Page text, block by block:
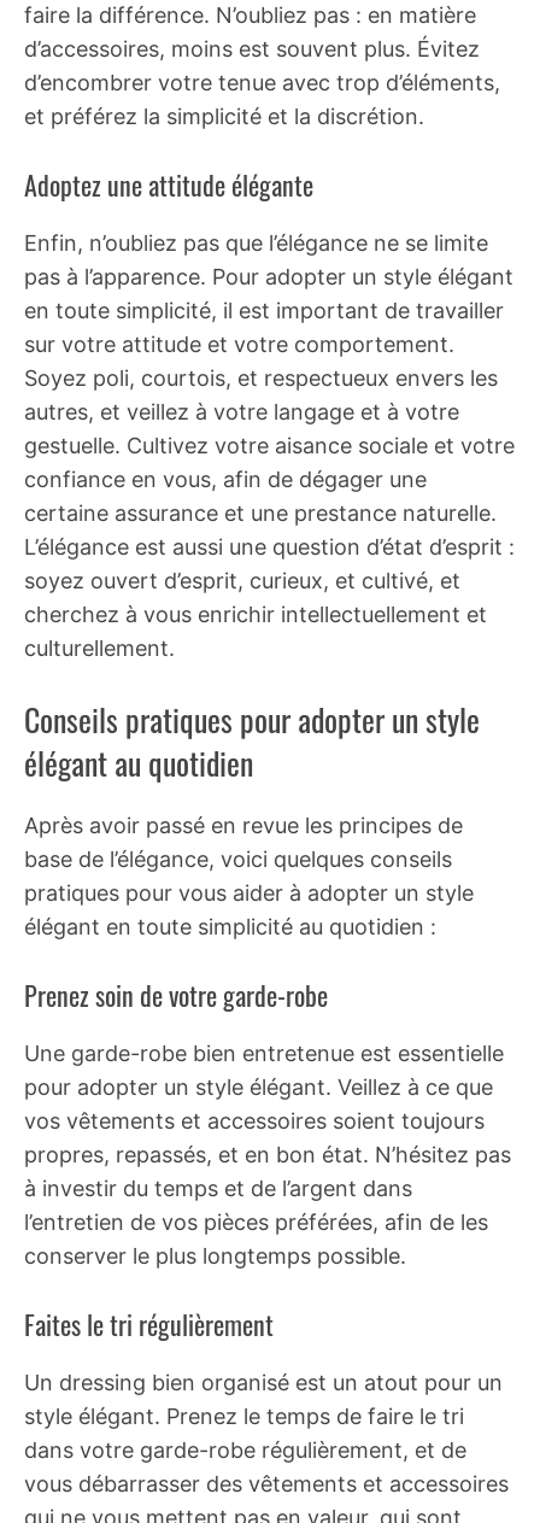
faire la différence. N’oubliez pas : en matière
d’accessoires, moins est souvent plus. Évitez
d’encombrer votre tenue avec trop d’éléments,
et préférez la simplicité et la discrétion.
Adoptez une attitude élégante
Enfin, n’oubliez pas que l’élégance ne se limite
pas à l’apparence. Pour adopter un style élégant
en toute simplicité, il est important de travailler
sur votre attitude et votre comportement.
Soyez poli, courtois, et respectueux envers les
autres, et veillez à votre langage et à votre
gestuelle. Cultivez votre aisance sociale et votre
confiance en vous, afin de dégager une
certaine assurance et une prestance naturelle.
L’élégance est aussi une question d’état d’esprit :
soyez ouvert d’esprit, curieux, et cultivé, et
cherchez à vous enrichir intellectuellement et
culturellement.
Conseils pratiques pour adopter un style
élégant au quotidien
Après avoir passé en revue les principes de
base de l’élégance, voici quelques conseils
pratiques pour vous aider à adopter un style
élégant en toute simplicité au quotidien :
Prenez soin de votre garde-robe
Une garde-robe bien entretenue est essentielle
pour adopter un style élégant. Veillez à ce que
vos vêtements et accessoires soient toujours
propres, repassés, et en bon état. N’hésitez pas
à investir du temps et de l’argent dans
l’entretien de vos pièces préférées, afin de les
conserver le plus longtemps possible.
Faites le tri régulièrement
Un dressing bien organisé est un atout pour un
style élégant. Prenez le temps de faire le tri
dans votre garde-robe régulièrement, et de
vous débarrasser des vêtements et accessoires
qui ne vous mettent pas en valeur, qui sont